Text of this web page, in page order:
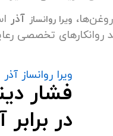
ویرا روانساز آذر
روانکارهای
ویرا روانساز آذر
فشار
در